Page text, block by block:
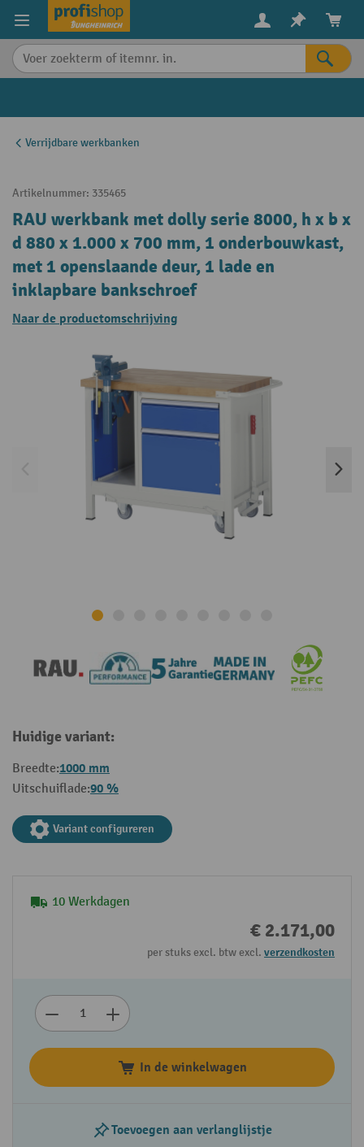
content
Verrijdbare werkbanken
Artikelnummer: 335465
RAU werkbank met dolly serie 8000, h x b x
d 880 x 1.000 x 700 mm, 1 onderbouwkast,
met 1 openslaande deur, 1 lade en
inklapbare bankschroef
Naar de productomschrijving
Huidige variant:
Breedte:1000 mm
Uitschuiflade:90 %
Variant configureren
10 Werkdagen
€ 2.171,00
per stuks excl. btw excl. verzendkosten
In de winkelwagen
Toevoegen aan verlanglijstje